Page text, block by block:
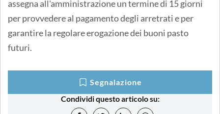
assegna all'amministrazione un termine di 15 giorni
per provvedere al pagamento degli arretrati e per
garantire la regolare erogazione dei buoni pasto
futuri.
Segnalazione
Condividi questo articolo su: